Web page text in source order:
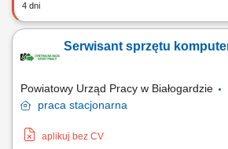
4 dni
Serwisant sprzętu
Powiatowy Urząd Pracy w Białogardzie
praca stacjonarna
aplikuj bez CV